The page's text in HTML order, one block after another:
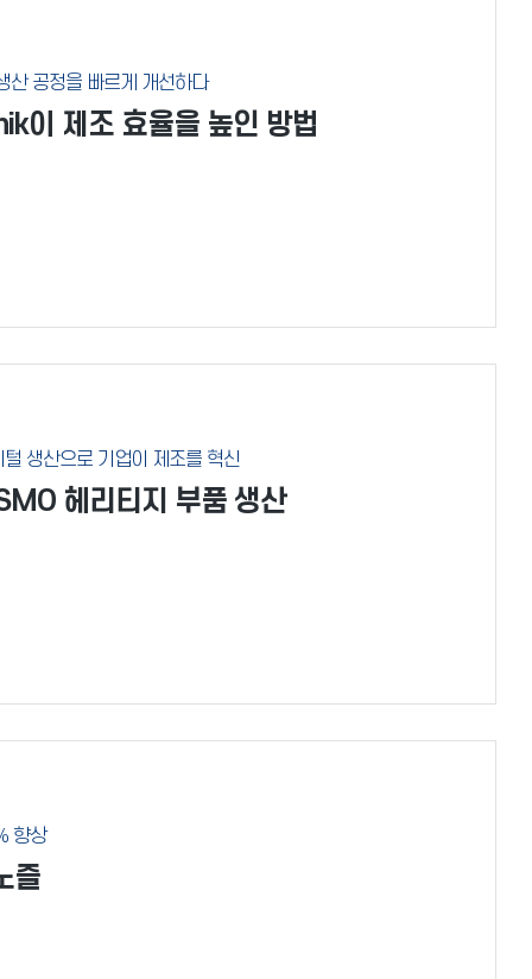
산 공정을 빠르게 개선하다
이 제조 효율을 높인 방법
생산으로 기업이 제조를 혁신
헤리티지 부품 생산
향상
즐